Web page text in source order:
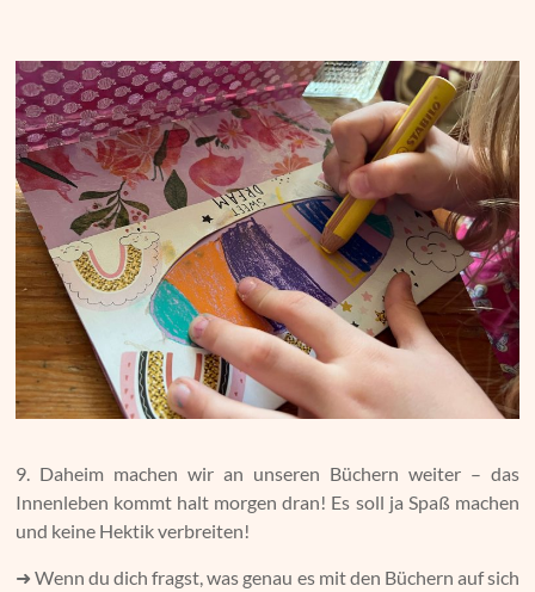
9. Daheim machen wir an unseren Büchern weiter – das
Innenleben kommt halt morgen dran! Es soll ja Spaß machen
und keine Hektik verbreiten!
➜ Wenn du dich fragst, was genau es mit den Büchern auf sich